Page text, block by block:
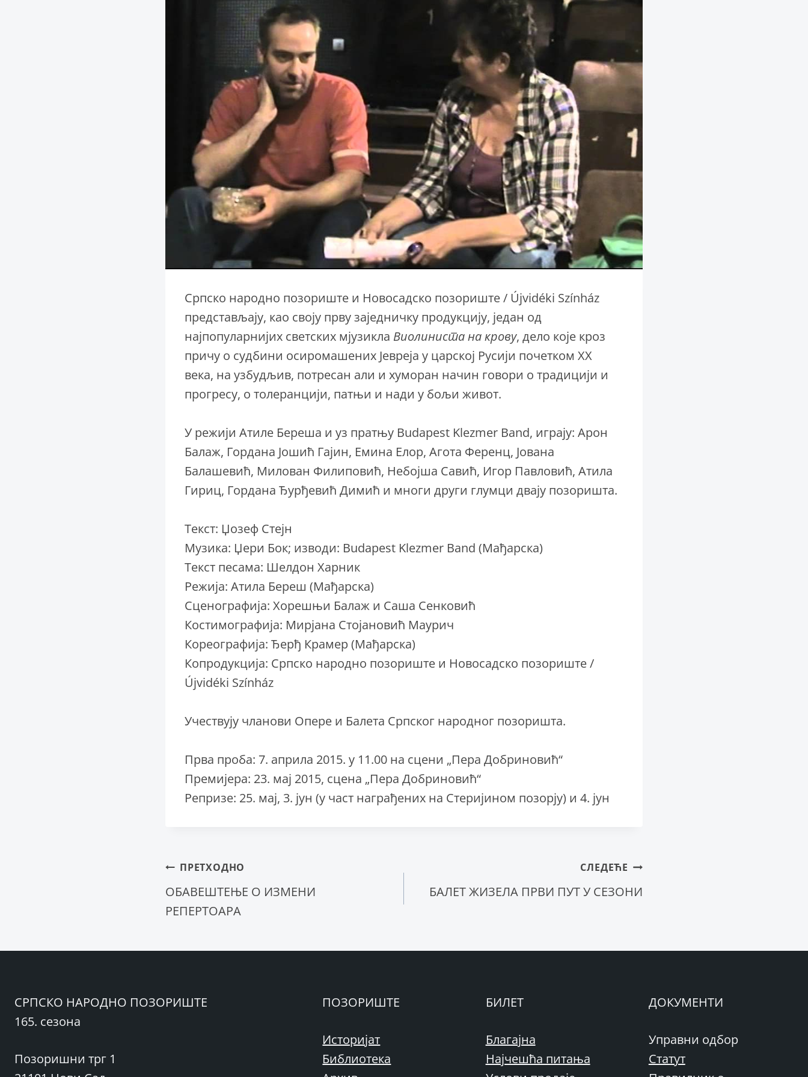
Српско народно позориште и Новосадско позориште / Újvidéki Színház
представљају, као своју прву заједничку продукцију, један од
најпопуларнијих светских мјузикла Виолиниста на крову, дело које кроз
причу о судбини осиромашених Jевреја у царској Русији почетком XX
века, на узбудљив, потресан али и хуморан начин говори о традицији и
прогресу, о толеранцији, патњи и нади у бољи живот.
У режији Атиле Береша и уз пратњу Budapest Klezmer Band, играју: Арон
Балаж, Гордана Јошић Гајин, Емина Елор, Агота Ференц, Јована
Балашевић, Милован Филиповић, Небојша Савић, Игор Павловић, Атила
Гириц, Гордана Ђурђевић Димић и многи други глумци двају позоришта.
Текст: Џозеф Стејн
Музика: Џери Бок; изводи: Budapest Klezmer Band (Maђарска)
Текст песама: Шелдон Харник
Режија: Атила Береш (Мађарска)
Сценографија: Хорешњи Балаж и Саша Сенковић
Костимографија: Мирјана Стојановић Маурич
Кореографија: Ђерђ Крамер (Мађарска)
Копродукција: Српско народно позориште и Новосадско позориште /
Újvidéki Színház
Учествују чланови Опере и Балета Српског народног позоришта.
Прва проба: 7. априла 2015. у 11.00 на сцени „Пера Добриновић“
Премијера: 23. мај 2015, сцена „Пера Добриновић“
Репризе: 25. мај, 3. јун (у част награђених на Стеријином позорју) и 4. јун
Кретање
чланка
ПРЕТХОДНО
ОБАВЕШТЕЊЕ О ИЗМЕНИ
РЕПЕРТОАРА
СЛЕДЕЋЕ
БАЛЕТ ЖИЗЕЛА ПРВИ ПУТ У СЕЗОНИ
СРПСКО НАРОДНО ПОЗОРИШТЕ
165. сезона
Позоришни трг 1
ПОЗОРИШТЕ
Историјат
Библиотека
БИЛЕТ
Благајна
Најчешћа питања
ДОКУМЕНТИ
Управни одбор
Статут